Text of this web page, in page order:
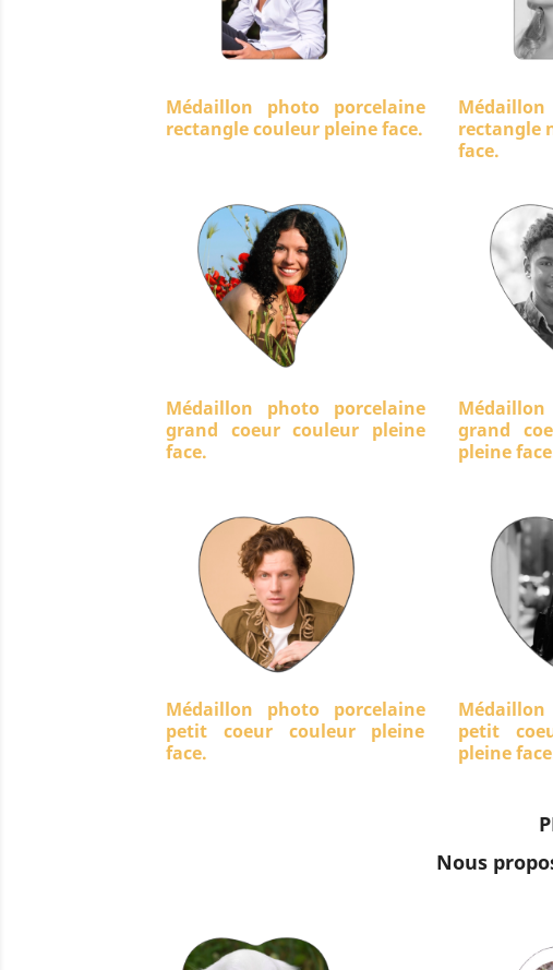
Médaillon photo porcelaine
rectangle couleur pleine face.
rectangle
face.
Médaillon photo porcelaine
grand coeur couleur pleine
face.
grand
pleine
Médaillon photo porcelaine
petit coeur couleur pleine
face.
petit
pleine
Nous